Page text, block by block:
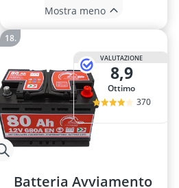
Mostra meno
VALUTAZIONE
8,9
Ottimo
370
Batteria Avviamento